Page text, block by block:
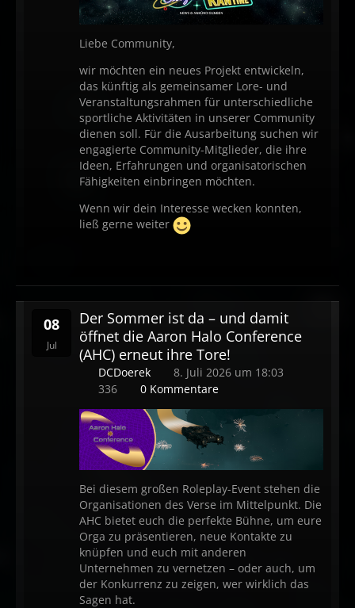
Liebe Community,
wir möchten ein neues Projekt entwickeln,
das künftig als gemeinsamer Lore- und
Veranstaltungsrahmen für unterschiedliche
sportliche Aktivitäten in unserer Community
dienen soll. Für die Ausarbeitung suchen wir
engagierte Community-Mitglieder, die ihre
Ideen, Erfahrungen und organisatorischen
Fähigkeiten einbringen möchten.
Wenn wir dein Interesse wecken konnten,
ließ gerne weiter
08
Jul
Der Sommer ist da – und damit
öffnet die Aaron Halo Conference
(AHC) erneut ihre Tore!
DCDoerek
8. Juli 2026 um 18:03
336
0 Kommentare
Bei diesem großen Roleplay-Event stehen die
Organisationen des Verse im Mittelpunkt. Die
AHC bietet euch die perfekte Bühne, um eure
Orga zu präsentieren, neue Kontakte zu
knüpfen und euch mit anderen
Unternehmen zu vernetzen – oder auch, um
der Konkurrenz zu zeigen, wer wirklich das
Sagen hat.